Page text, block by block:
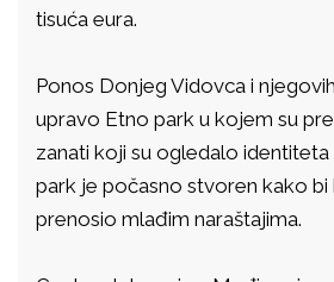
tisuća eura.
Ponos Donjeg Vidovca i
upravo Etno park u kojem su
zanati koji su ogledalo
park je počasno stvoren kako bi
prenosio mlađim naraštajima.